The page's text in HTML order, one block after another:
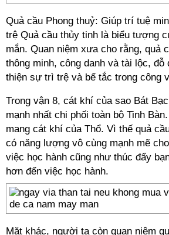
Quả cầu Phong thuỷ: Giúp trí tuệ
trệ Quả cầu thủy tinh là biểu tượng
mắn. Quan niệm xưa cho rằng, quả
thông minh, công danh và tài lộc, đỗ
thiện sự trì trệ và bế tắc trong công
Trong vận 8, cát khí của sao Bát
mạnh nhất chi phối toàn bộ Tinh
mang cát khí của Thổ. Vì thế quả
có năng lượng vô cùng mạnh mẽ
việc học hành cũng như thúc đẩy
hơn đến việc học hành.
Mặt khác, người ta còn quan niệm